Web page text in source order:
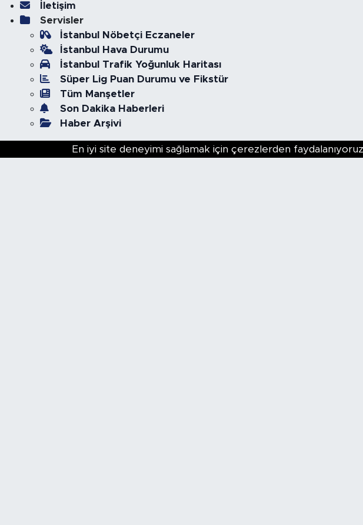
İletişim
Servisler
İstanbul Nöbetçi Eczaneler
İstanbul Hava Durumu
İstanbul Trafik Yoğunluk Haritası
Süper Lig Puan Durumu ve Fikstür
Tüm Manşetler
Son Dakika Haberleri
Haber Arşivi
En iyi site deneyimi sağlamak için çerezlerden